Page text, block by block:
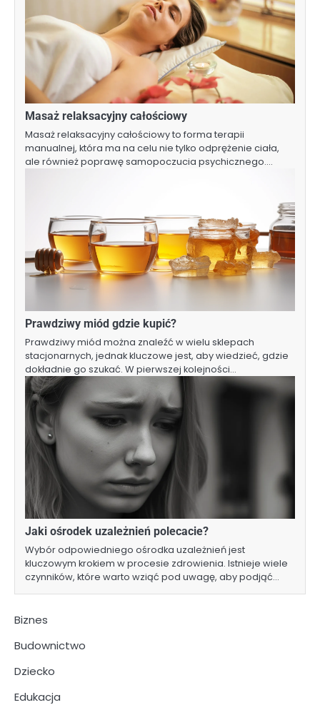
Masaż relaksacyjny całościowy
Masaż relaksacyjny całościowy to forma terapii
manualnej, która ma na celu nie tylko odprężenie ciała,
ale również poprawę samopoczucia psychicznego.…
Prawdziwy miód gdzie kupić?
Prawdziwy miód można znaleźć w wielu sklepach
stacjonarnych, jednak kluczowe jest, aby wiedzieć, gdzie
dokładnie go szukać. W pierwszej kolejności…
Jaki ośrodek uzależnień polecacie?
Wybór odpowiedniego ośrodka uzależnień jest
kluczowym krokiem w procesie zdrowienia. Istnieje wiele
czynników, które warto wziąć pod uwagę, aby podjąć…
Biznes
Budownictwo
Dziecko
Edukacja